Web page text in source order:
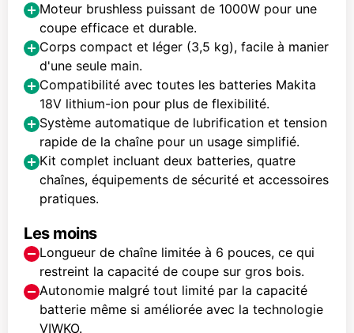
Moteur brushless puissant de 1000W pour une
coupe efficace et durable.
Corps compact et léger (3,5 kg), facile à manier
d'une seule main.
Compatibilité avec toutes les batteries Makita
18V lithium-ion pour plus de flexibilité.
Système automatique de lubrification et tension
rapide de la chaîne pour un usage simplifié.
Kit complet incluant deux batteries, quatre
chaînes, équipements de sécurité et accessoires
pratiques.
Les moins
Longueur de chaîne limitée à 6 pouces, ce qui
restreint la capacité de coupe sur gros bois.
Autonomie malgré tout limité par la capacité
batterie même si améliorée avec la technologie
VIWKO.